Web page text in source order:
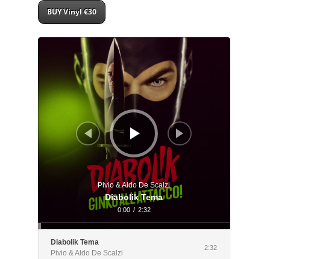
BUY Vinyl €30
Audio
Pivio & Aldo De Scalzi
Diabolik Tema
0:00 / 2:32
Diabolik Tema
Pivio & Aldo De Scalzi
2:32